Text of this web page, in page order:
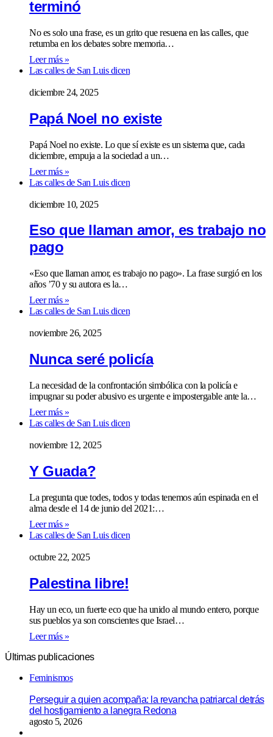
terminó
No es solo una frase, es un grito que resuena en las calles, que
retumba en los debates sobre memoria…
Leer más »
Las calles de San Luis dicen
diciembre 24, 2025
Papá Noel no existe
Papá Noel no existe. Lo que sí existe es un sistema que, cada
diciembre, empuja a la sociedad a un…
Leer más »
Las calles de San Luis dicen
diciembre 10, 2025
Eso que llaman amor, es trabajo no
pago
«Eso que llaman amor, es trabajo no pago». La frase surgió en los
años ’70 y su autora es la…
Leer más »
Las calles de San Luis dicen
noviembre 26, 2025
Nunca seré policía
La necesidad de la confrontación simbólica con la policía e
impugnar su poder abusivo es urgente e impostergable ante la…
Leer más »
Las calles de San Luis dicen
noviembre 12, 2025
Y Guada?
La pregunta que todes, todos y todas tenemos aún espinada en el
alma desde el 14 de junio del 2021:…
Leer más »
Las calles de San Luis dicen
octubre 22, 2025
Palestina libre!
Hay un eco, un fuerte eco que ha unido al mundo entero, porque
sus pueblos ya son conscientes que Israel…
Leer más »
Últimas publicaciones
Feminismos
Perseguir a quien acompaña: la revancha patriarcal detrás
del hostigamiento a lanegra Redona
agosto 5, 2026